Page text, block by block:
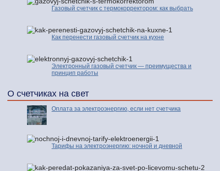
Газовый счетчик с термокорректором: как выбрать
Как перенести газовый счетчик на кухне
Электронный газовый счетчик — преимущества и
принцип работы
О счетчиках на свет
Оплата за электроэнергию, если нет счетчика
Тарифы на электроэнергию: ночной и дневной